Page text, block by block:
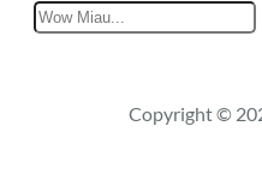
Copyright ©